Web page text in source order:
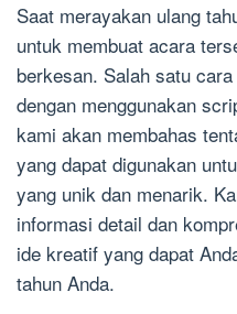
Saat merayakan ulang
untuk membuat acara
berkesan. Salah satu
dengan menggunakan
kami akan membahas
yang dapat digunakan
yang unik dan menarik.
informasi detail dan
ide kreatif yang dapat
tahun Anda.